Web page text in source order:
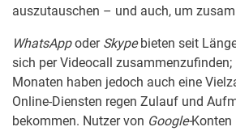
auszutauschen – und auch, um
WhatsAppoder Skypebieten seit
sich per Videocall zusammenzufinden;
Monaten haben jedoch auch eine
Online-Diensten regen Zulauf und
bekommen. Nutzer von Google-Konten